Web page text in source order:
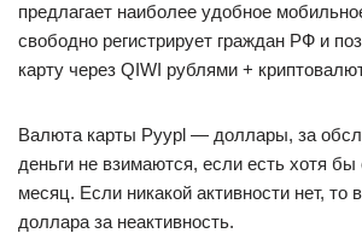
предлагает наиболее удобное
свободно регистрирует граждан РФ и
карту через QIWI рублями +
Валюта карты Pyypl — доллары, за
деньги не взимаются, если есть хотя бы
месяц. Если никакой активности нет, то
доллара за неактивность.